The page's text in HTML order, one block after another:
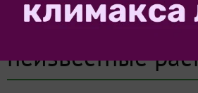
Другие записи
неизвестные